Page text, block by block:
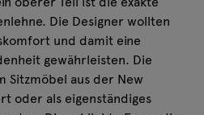
Die Designer wollten
und damit eine
gewährleisten. Die
Sitzmöbel aus der New
oder als eigenständiges